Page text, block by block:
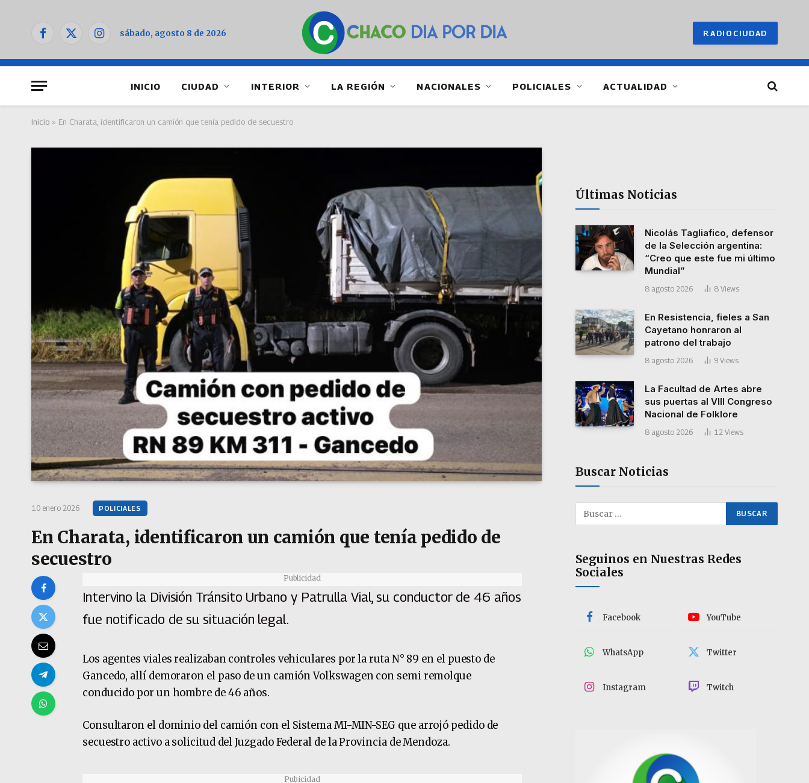
Facebook
X
Instagramsábado, agosto 8 de 2026 RADIOCIUDAD
INICIO CIUDAD INTERIOR LA REGIÓN NACIONALES POLICIALES ACTUALIDAD
Inicio » En Charata, identificaron un camión que tenía pedido de secuestro
10 enero 2026 POLICIALES
En Charata, identificaron un camión que tenía pedido de
secuestro
Publicidad
Intervino la División Tránsito Urbano y Patrulla Vial, su conductor de 46 años
fue notificado de su situación legal.
Los agentes viales realizaban controles vehiculares por la ruta N° 89 en el puesto de
Gancedo, allí demoraron el paso de un camión Volkswagen con semi remolque
conducido por un hombre de 46 años.
Consultaron el dominio del camión con el Sistema MI-MIN-SEG que arrojó pedido de
secuestro activo a solicitud del Juzgado Federal de la Provincia de Mendoza.
Pubicidad
Últimas Noticias
Nicolás Tagliafico, defensor
de la Selección argentina:
“Creo que este fue mi último
Mundial”
8 agosto 2026 8 Views
En Resistencia, fieles a San
Cayetano honraron al
patrono del trabajo
8 agosto 2026 9 Views
La Facultad de Artes abre
sus puertas al VIII Congreso
Nacional de Folklore
8 agosto 2026 12 Views
Buscar Noticias
Seguinos en Nuestras Redes
Sociales
Facebook YouTube
WhatsApp Twitter
Instagram Twitch